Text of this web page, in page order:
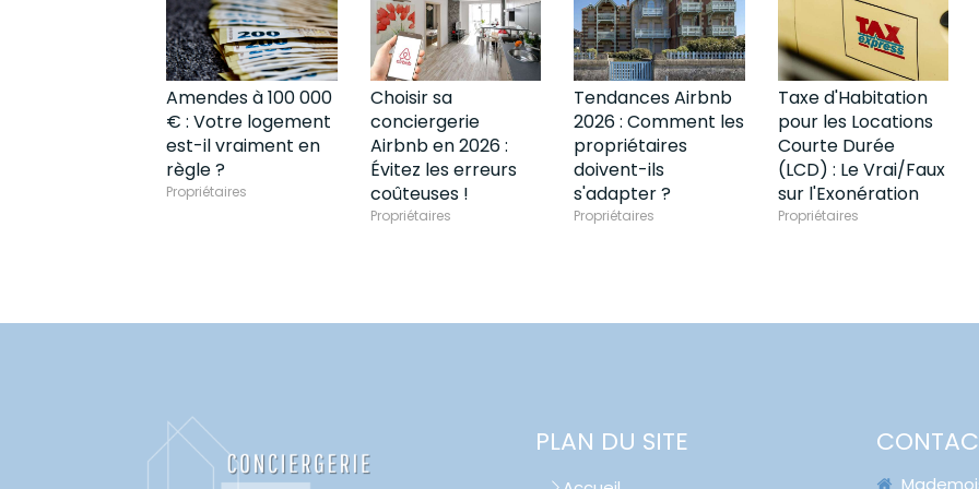
Amendes à 100 000
€ : Votre logement
est-il vraiment en
règle ?
Propriétaires
Choisir sa
conciergerie
Airbnb en 2026 :
Évitez les erreurs
coûteuses !
Propriétaires
Tendances Airbnb
2026 : Comment les
propriétaires
doivent-ils
s'adapter ?
Propriétaires
Taxe d'Habitation
pour les Locations
Courte Durée
(LCD) : Le Vrai/Faux
sur l'Exonération
Propriétaires
PLAN DU SITE